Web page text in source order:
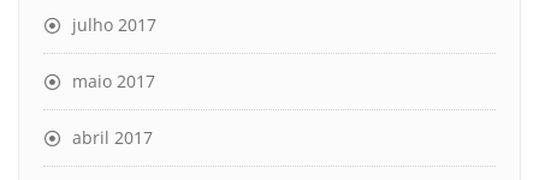
julho 2017
maio 2017
abril 2017